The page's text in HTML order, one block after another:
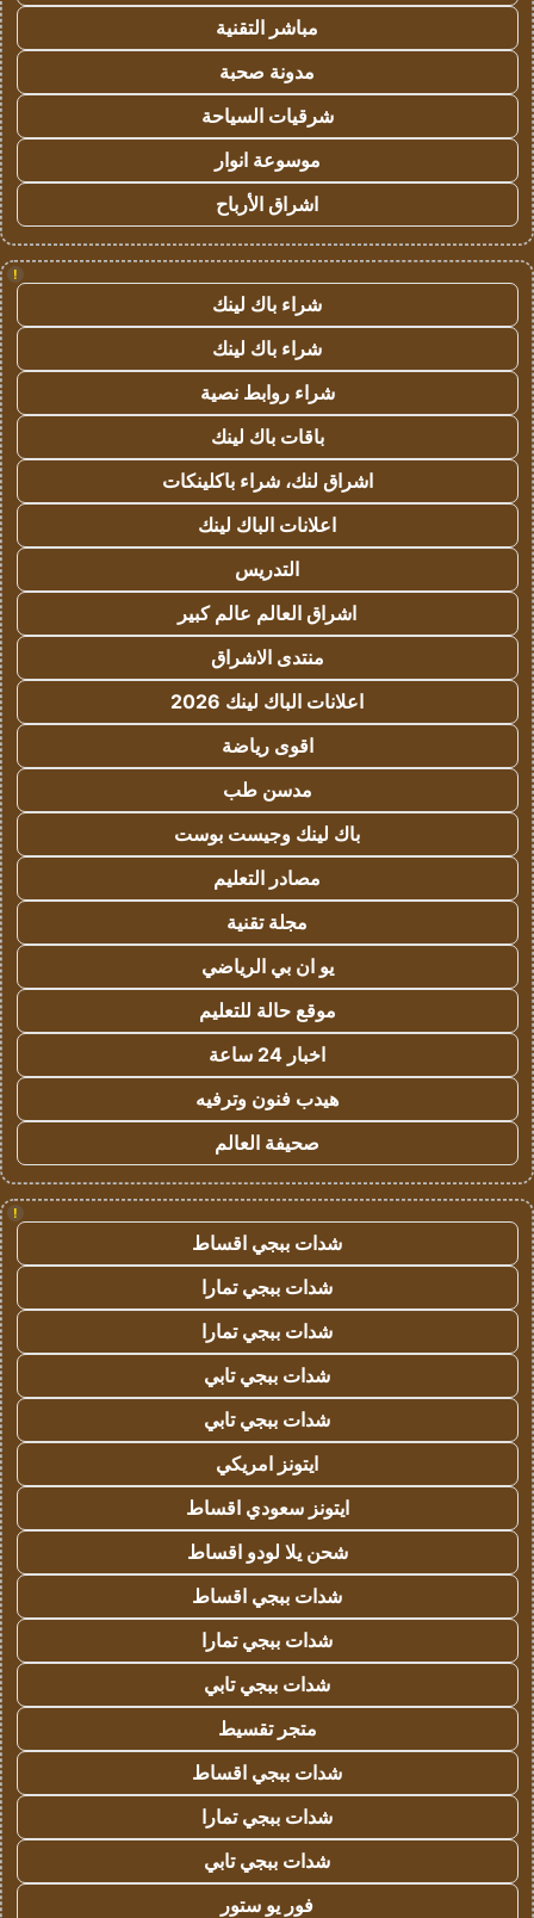
مباشر التقنية
مدونة صحبة
شرقيات السياحة
موسوعة انوار
اشراق الأرباح
!
شراء باك لينك
شراء باك لينك
شراء روابط نصية
باقات باك لينك
اشراق لنك، شراء باكلينكات
اعلانات الباك لينك
التدريس
اشراق العالم عالم كبير
منتدى الاشراق
اعلانات الباك لينك 2026
اقوى رياضة
مدسن طب
باك لينك وجيست بوست
مصادر التعليم
مجلة تقنية
يو ان بي الرياضي
موقع حالة للتعليم
اخبار 24 ساعة
هيدب فنون وترفيه
صحيفة العالم
!
شدات ببجي اقساط
شدات ببجي تمارا
شدات ببجي تمارا
شدات ببجي تابي
شدات ببجي تابي
ايتونز امريكي
ايتونز سعودي اقساط
شحن يلا لودو اقساط
شدات ببجي اقساط
شدات ببجي تمارا
شدات ببجي تابي
متجر تقسيط
شدات ببجي اقساط
شدات ببجي تمارا
شدات ببجي تابي
فور يو ستور